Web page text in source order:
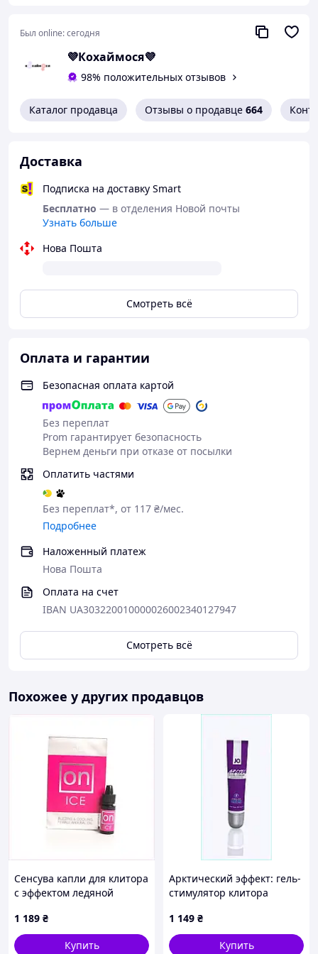
Был online:сегодня
💜Кохаймося💜
98% положительных отзывов
Каталог продавца Отзывы о продавце 664
Доставка
Подписка на доставку Smart
Бесплатно — в отделения Новой почты
Узнать больше
Нова Пошта
Смотреть всё
Оплата и гарантии
Безопасная оплата картой
Без переплат
Prom гарантирует безопасность
Вернем деньги при отказе от посылки
Оплатить частями
Без переплат*, от 117 ₴/мес.
Подробнее
Наложенный платеж
Нова Пошта
Оплата на счет
IBAN UA303220010000026002340127947
Смотреть всё
Похожее у других продавцов
Сенсува капли для клитора
с эффектом ледяной
1 189 ₴
Купить
Арктический эффект: гель-
стимулятор клитора
1 149 ₴
Купить